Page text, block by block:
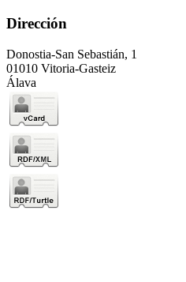
Dirección
Donostia-San Sebastián, 1
01010 Vitoria-Gasteiz
Álava